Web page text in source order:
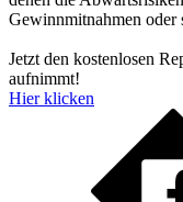
Gewinnmitnahmen oder
Jetzt den kostenlosen
aufnimmt!
Hier klicken